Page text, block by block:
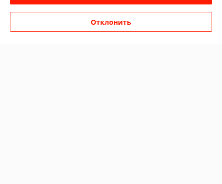
Доставка и оплата
Отклонить